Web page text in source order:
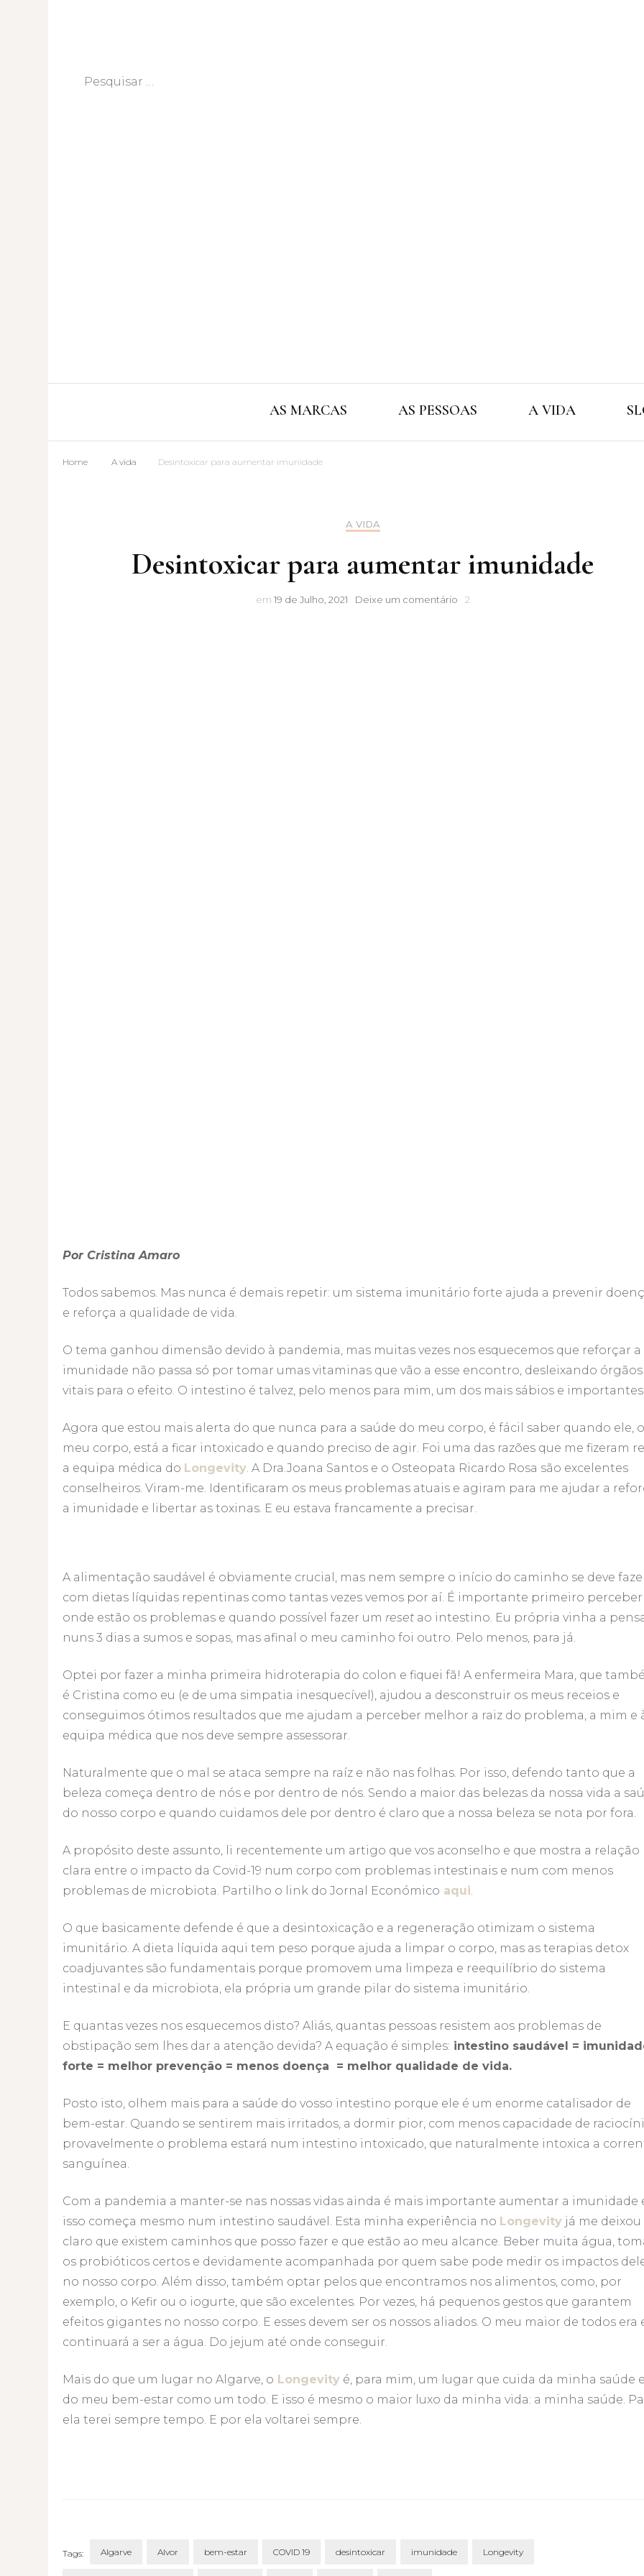
Pesquisar
Cristina
AS MARCAS AS PESSOAS A VIDA
Home A vida Desintoxicar para aumentar imunidade
A VIDA
Desintoxicar para aumentar imunidade
em 19 de Julho, 2021 Deixe um comentárioDesintoxicar
2
Por Cristina Amaro
Todos sabemos. Mas nunca é demais repetir: um sistema imunitário forte ajuda a prevenir
e reforça a qualidade de vida.
O tema ganhou dimensão devido à pandemia, mas muitas vezes nos esquecemos que reforçar a
imunidade não passa só por tomar umas vitaminas que vão a esse encontro, desleixando órgãos
vitais para o efeito. O intestino é talvez, pelo menos para mim, um dos mais sábios e importantes.
Agora que estou mais alerta do que nunca para a saúde do meu corpo, é fácil saber quando ele, o
meu corpo, está a ficar intoxicado e quando preciso de agir. Foi uma das razões que me fizeram
a equipa médica do Longevity. A Dra.Joana Santos e o Osteopata Ricardo Rosa são excelentes
conselheiros. Viram-me. Identificaram os meus problemas atuais e agiram para me ajudar a
a imunidade e libertar as toxinas. E eu estava francamente a precisar.
A alimentação saudável é obviamente crucial, mas nem sempre o início do caminho se deve
com dietas líquidas repentinas como tantas vezes vemos por aí. É importante primeiro perceber
onde estão os problemas e quando possível fazer um reset ao intestino. Eu própria vinha a
nuns 3 dias a sumos e sopas, mas afinal o meu caminho foi outro. Pelo menos, para já.
Optei por fazer a minha primeira hidroterapia do colon e fiquei fã! A enfermeira Mara, que
é Cristina como eu (e de uma simpatia inesquecível), ajudou a desconstruir os meus receios e
conseguimos ótimos resultados que me ajudam a perceber melhor a raiz do problema, a mim e
equipa médica que nos deve sempre assessorar.
Naturalmente que o mal se ataca sempre na raíz e não nas folhas. Por isso, defendo tanto que a
beleza começa dentro de nós e por dentro de nós. Sendo a maior das belezas da nossa vida a
do nosso corpo e quando cuidamos dele por dentro é claro que a nossa beleza se nota por fora.
A propósito deste assunto, li recentemente um artigo que vos aconselho e que mostra a relação
clara entre o impacto da Covid-19 num corpo com problemas intestinais e num com menos
problemas de microbiota. Partilho o link do Jornal Económico aqui.
O que basicamente defende é que a desintoxicação e a regeneração otimizam o sistema
imunitário. A dieta líquida aqui tem peso porque ajuda a limpar o corpo, mas as terapias detox
coadjuvantes são fundamentais porque promovem uma limpeza e reequilíbrio do sistema
intestinal e da microbiota, ela própria um grande pilar do sistema imunitário.
E quantas vezes nos esquecemos disto? Aliás, quantas pessoas resistem aos problemas de
obstipação sem lhes dar a atenção devida? A equação é simples: intestino saudável =
forte = melhor prevenção = menos doença = melhor qualidade de vida.
Posto isto, olhem mais para a saúde do vosso intestino porque ele é um enorme catalisador de
bem-estar. Quando se sentirem mais irritados, a dormir pior, com menos capacidade de
provavelmente o problema estará num intestino intoxicado, que naturalmente intoxica a
sanguínea.
Com a pandemia a manter-se nas nossas vidas ainda é mais importante aumentar a imunidade
isso começa mesmo num intestino saudável. Esta minha experiência no Longevity já me deixou
claro que existem caminhos que posso fazer e que estão ao meu alcance. Beber muita água,
os probióticos certos e devidamente acompanhada por quem sabe pode medir os impactos
no nosso corpo. Além disso, também optar pelos que encontramos nos alimentos, como, por
exemplo, o Kefir ou o iogurte, que são excelentes. Por vezes, há pequenos gestos que garantem
efeitos gigantes no nosso corpo. E esses devem ser os nossos aliados. O meu maior de todos era
continuará a ser a água. Do jejum até onde conseguir.
Mais do que um lugar no Algarve, o Longevity é, para mim, um lugar que cuida da minha saúde e
do meu bem-estar como um todo. E isso é mesmo o maior luxo da minha vida: a minha saúde.
ela terei sempre tempo. E por ela voltarei sempre.
Tags: Algarve Alvor bem-estar COVID 19 desintoxicar imunidade Longevity